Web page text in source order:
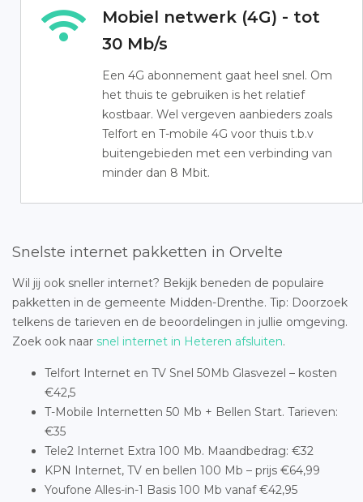
Mobiel netwerk (4G) - tot
30 Mb/s
Een 4G abonnement gaat heel snel. Om
het thuis te gebruiken is het relatief
kostbaar. Wel vergeven aanbieders zoals
Telfort en T-mobile 4G voor thuis t.b.v
buitengebieden met een verbinding van
minder dan 8 Mbit.
Snelste internet pakketten in Orvelte
Wil jij ook sneller internet? Bekijk beneden de populaire
pakketten in de gemeente Midden-Drenthe. Tip: Doorzoek
telkens de tarieven en de beoordelingen in jullie omgeving.
Zoek ook naar snel internet in Heteren afsluiten.
Telfort Internet en TV Snel 50Mb Glasvezel – kosten
€42,5
T-Mobile Internetten 50 Mb + Bellen Start. Tarieven:
€35
Tele2 Internet Extra 100 Mb. Maandbedrag: €32
KPN Internet, TV en bellen 100 Mb – prijs €64,99
Youfone Alles-in-1 Basis 100 Mb vanaf €42,95